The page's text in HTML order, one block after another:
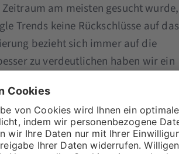
am meisten gesucht wurde,
Trends keine Rückschlüsse auf das
bezieht sich immer auf die
zu verdeutlichen haben wir ein